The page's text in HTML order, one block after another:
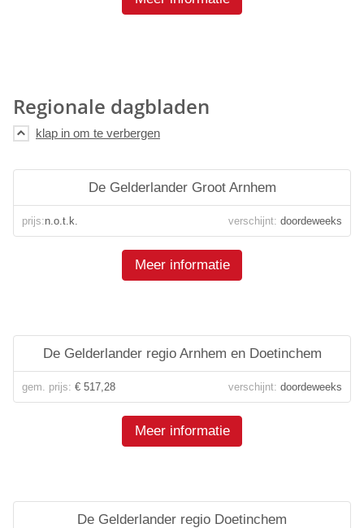
Regionale dagbladen
De Gelderlander Groot Arnhem
prijs:n.o.t.k. verschijnt: doordeweeks
Meer informatie
De Gelderlander regio Arnhem en Doetinchem
gem. prijs: € 517,28 verschijnt: doordeweeks
Meer informatie
De Gelderlander regio Doetinchem